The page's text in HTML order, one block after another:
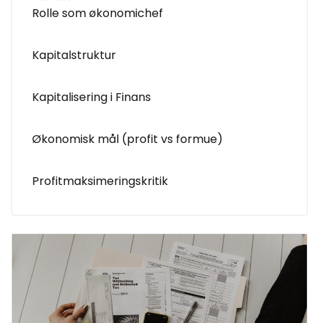
Rolle som økonomichef
Kapitalstruktur
Kapitalisering i Finans
Økonomisk mål (profit vs formue)
Profitmaksimeringskritik